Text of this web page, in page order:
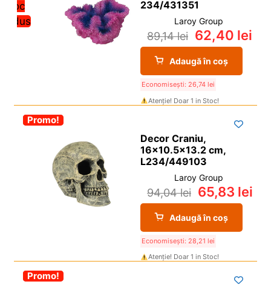
Stoc
redus
234/431351
Laroy Group
89,14lei 62,40 lei
Adaugă în coș
Economisești: 26,74 lei
Atenție! Doar 1 in Stoc!
-30%
Promo!
Decor Craniu,
16×10.5×13.2 cm,
L234/449103
Laroy Group
94,04lei 65,83 lei
Adaugă în coș
Economisești: 28,21 lei
Atenție! Doar 1 in Stoc!
-30%
Promo!